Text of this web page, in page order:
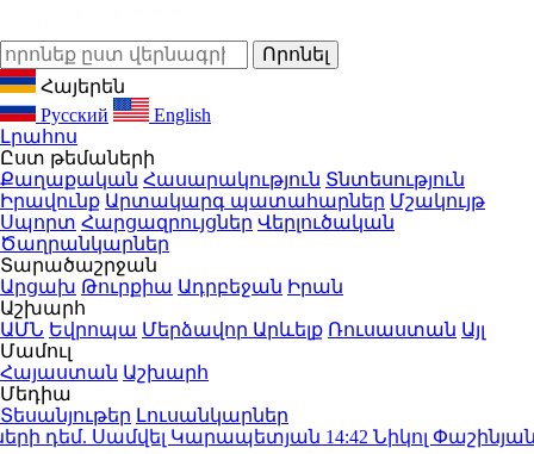
Հայերեն
Русский
English
Լրահոս
Ըստ թեմաների
Քաղաքական Հասարակություն Տնտեսություն
Իրավունք Արտակարգ պատահարներ Մշակույթ
Սպորտ Հարցազրույցներ Վերլուծական
Ծաղրանկարներ
Տարածաշրջան
Արցախ Թուրքիա Ադրբեջան Իրան
Աշխարհ
ԱՄՆ Եվրոպա Մերձավոր Արևելք Ռուսաստան Այլ
Մամուլ
Հայաստան Աշխարհ
Մեդիա
Տեսանյութեր Լուսանկարներ
դեմ. Սամվել Կարապետյան14:42Նիկոլ Փաշինյանը